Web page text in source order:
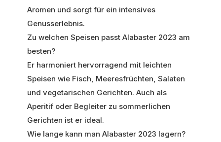
Aromen und sorgt für ein intensives
Genusserlebnis.
Zu welchen Speisen passt Alabaster 2023 am
besten?
Er harmoniert hervorragend mit leichten
Speisen wie Fisch, Meeresfrüchten, Salaten
und vegetarischen Gerichten. Auch als
Aperitif oder Begleiter zu sommerlichen
Gerichten ist er ideal.
Wie lange kann man Alabaster 2023 lagern?